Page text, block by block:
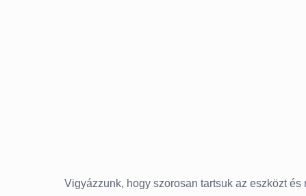
Vigyázzunk, hogy szorosan tartsuk az eszközt